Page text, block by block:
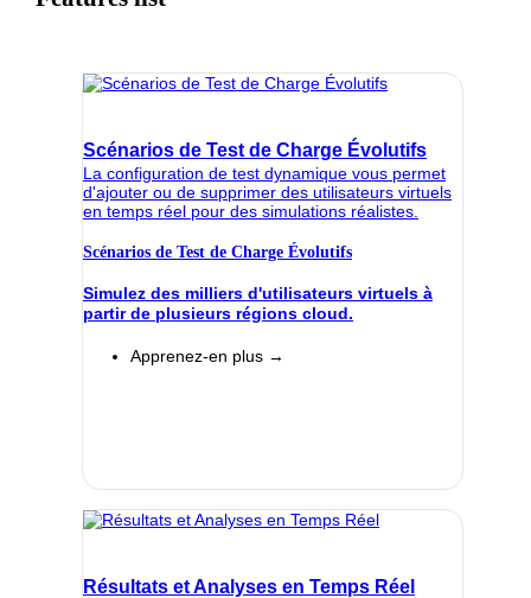
Scénarios de Test de Charge Évolutifs
La configuration de test dynamique vous permet
d'ajouter ou de supprimer des utilisateurs virtuels
en temps réel pour des simulations réalistes.
Scénarios de Test de Charge Évolutifs
Simulez des milliers d'utilisateurs virtuels à
partir de plusieurs régions cloud.
Apprenez-en plus →
Résultats et Analyses en Temps Réel